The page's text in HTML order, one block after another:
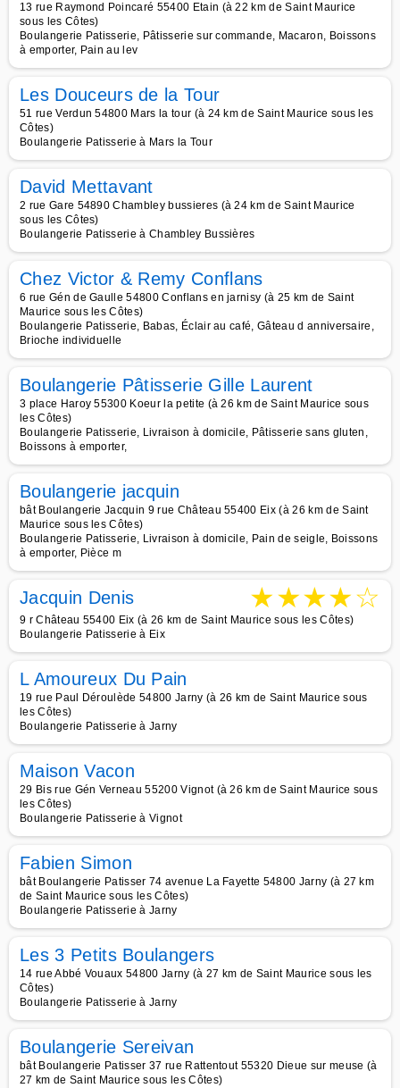
13 rue Raymond Poincaré 55400 Etain (à 22 km de Saint Maurice
sous les Côtes)
Boulangerie Patisserie, Pâtisserie sur commande, Macaron, Boissons
à emporter, Pain au lev
Les Douceurs de la Tour
51 rue Verdun 54800 Mars la tour (à 24 km de Saint Maurice sous les
Côtes)
Boulangerie Patisserie à Mars la Tour
David Mettavant
2 rue Gare 54890 Chambley bussieres (à 24 km de Saint Maurice
sous les Côtes)
Boulangerie Patisserie à Chambley Bussières
Chez Victor & Remy Conflans
6 rue Gén de Gaulle 54800 Conflans en jarnisy (à 25 km de Saint
Maurice sous les Côtes)
Boulangerie Patisserie, Babas, Éclair au café, Gâteau d anniversaire,
Brioche individuelle
Boulangerie Pâtisserie Gille Laurent
3 place Haroy 55300 Koeur la petite (à 26 km de Saint Maurice sous
les Côtes)
Boulangerie Patisserie, Livraison à domicile, Pâtisserie sans gluten,
Boissons à emporter,
Boulangerie jacquin
bât Boulangerie Jacquin 9 rue Château 55400 Eix (à 26 km de Saint
Maurice sous les Côtes)
Boulangerie Patisserie, Livraison à domicile, Pain de seigle, Boissons
à emporter, Pièce m
Jacquin Denis ★★★★☆
9 r Château 55400 Eix (à 26 km de Saint Maurice sous les Côtes)
Boulangerie Patisserie à Eix
L Amoureux Du Pain
19 rue Paul Déroulède 54800 Jarny (à 26 km de Saint Maurice sous
les Côtes)
Boulangerie Patisserie à Jarny
Maison Vacon
29 Bis rue Gén Verneau 55200 Vignot (à 26 km de Saint Maurice sous
les Côtes)
Boulangerie Patisserie à Vignot
Fabien Simon
bât Boulangerie Patisser 74 avenue La Fayette 54800 Jarny (à 27 km
de Saint Maurice sous les Côtes)
Boulangerie Patisserie à Jarny
Les 3 Petits Boulangers
14 rue Abbé Vouaux 54800 Jarny (à 27 km de Saint Maurice sous les
Côtes)
Boulangerie Patisserie à Jarny
Boulangerie Sereivan
bât Boulangerie Patisser 37 rue Rattentout 55320 Dieue sur meuse (à
27 km de Saint Maurice sous les Côtes)